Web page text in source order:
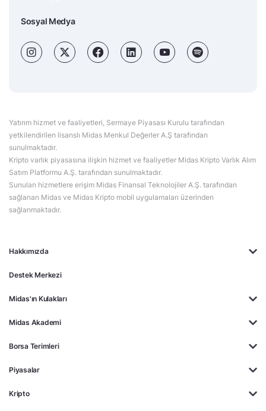
Hakkımızda
Destek Merkezi
Midas'ın Kulakları
Midas Akademi
Borsa Terimleri
Piyasalar
Kripto
Sosyal Medya
Yatırım hizmet ve faaliyetleri, Sermaye Piyasası Kurulu tarafından
yetkilendirilen lisanslı Midas Menkul Değerler A.Ş tarafından
sunulmaktadır.
Kripto varlık piyasasına ilişkin hizmet ve faaliyetler Midas Kripto Varlık Alım
Satım Platformu A.Ş. tarafından sunulmaktadır.
Sunulan hizmetlere erişim Midas Finansal Teknolojiler A.Ş. tarafından
sağlanan Midas ve Midas Kripto mobil uygulamaları üzerinden
sağlanmaktadır.